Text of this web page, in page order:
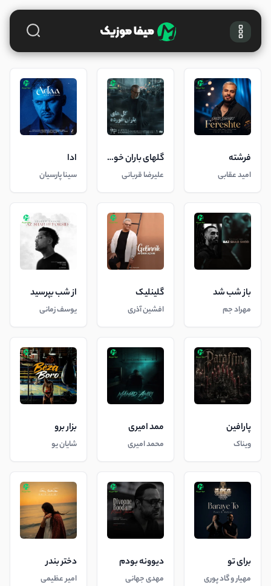
فرشته
امید عقابی
گلهای باران خورده
علیرضا قربانی
ادا
سینا پارسیان
باز شب شد
مهراد جم
گلینلیک
افشین آذری
از شب بپرسید
یوسف زمانی
پارافین
ویناک
ممد امیری
محمد امیری
بزار برو
شایان یو
برای تو
مهیار و گاد پوری
دیوونه بودم
مهدی جهانی
دختر بندر
امیر عظیمی